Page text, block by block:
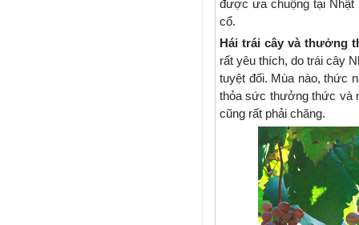
được ưa chuộng tại Nhật
cổ.
Hái trái cây và thưởng
rất yêu thích, do trái cây
tuyệt đối. Mùa nào, thức
thỏa sức thưởng thức và
cũng rất phải chăng.